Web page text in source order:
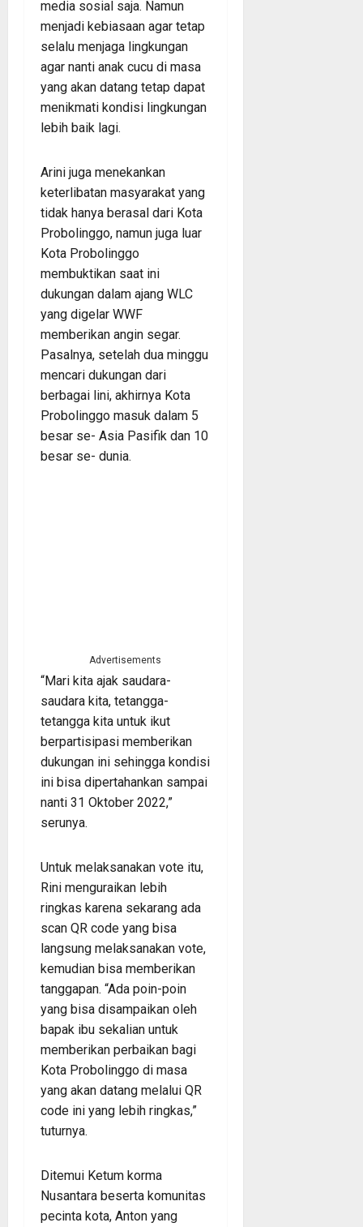
media sosial saja. Namun
menjadi kebiasaan agar tetap
selalu menjaga lingkungan
agar nanti anak cucu di masa
yang akan datang tetap dapat
menikmati kondisi lingkungan
lebih baik lagi.
Arini juga menekankan
keterlibatan masyarakat yang
tidak hanya berasal dari Kota
Probolinggo, namun juga luar
Kota Probolinggo
membuktikan saat ini
dukungan dalam ajang WLC
yang digelar WWF
memberikan angin segar.
Pasalnya, setelah dua minggu
mencari dukungan dari
berbagai lini, akhirnya Kota
Probolinggo masuk dalam 5
besar se- Asia Pasifik dan 10
besar se- dunia.
Advertisements
“Mari kita ajak saudara-
saudara kita, tetangga-
tetangga kita untuk ikut
berpartisipasi memberikan
dukungan ini sehingga kondisi
ini bisa dipertahankan sampai
nanti 31 Oktober 2022,”
serunya.
Untuk melaksanakan vote itu,
Rini menguraikan lebih
ringkas karena sekarang ada
scan QR code yang bisa
langsung melaksanakan vote,
kemudian bisa memberikan
tanggapan. “Ada poin-poin
yang bisa disampaikan oleh
bapak ibu sekalian untuk
memberikan perbaikan bagi
Kota Probolinggo di masa
yang akan datang melalui QR
code ini yang lebih ringkas,”
tuturnya.
Ditemui Ketum korma
Nusantara beserta komunitas
pecinta kota, Anton yang